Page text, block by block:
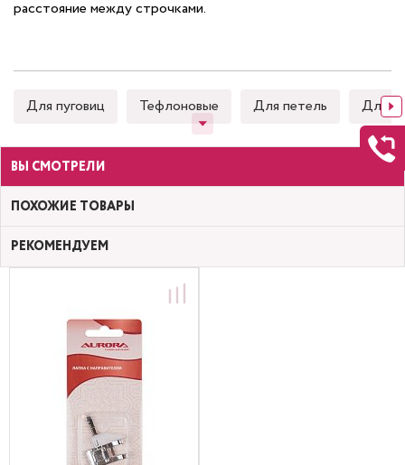
расстояние между строчками.
Для пуговиц Тефлоновые Для петель Для
ВЫ СМОТРЕЛИ
ПОХОЖИЕ ТОВАРЫ
РЕКОМЕНДУЕМ